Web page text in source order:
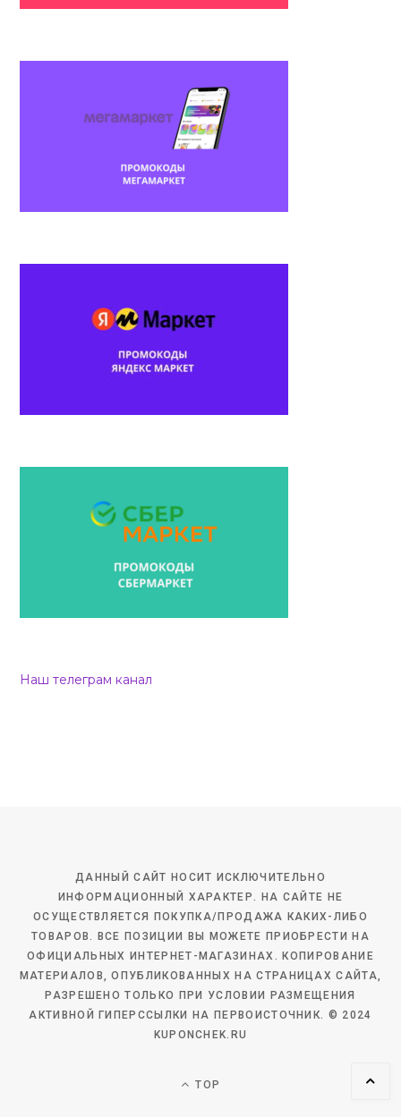
Наш телеграм канал
ДАННЫЙ САЙТ НОСИТ ИСКЛЮЧИТЕЛЬНО
ИНФОРМАЦИОННЫЙ ХАРАКТЕР. НА САЙТЕ НЕ
ОСУЩЕСТВЛЯЕТСЯ ПОКУПКА/ПРОДАЖА КАКИХ-ЛИБО
ТОВАРОВ. ВСЕ ПОЗИЦИИ ВЫ МОЖЕТЕ ПРИОБРЕСТИ НА
ОФИЦИАЛЬНЫХ ИНТЕРНЕТ-МАГАЗИНАХ. КОПИРОВАНИЕ
МАТЕРИАЛОВ, ОПУБЛИКОВАННЫХ НА СТРАНИЦАХ САЙТА,
РАЗРЕШЕНО ТОЛЬКО ПРИ УСЛОВИИ РАЗМЕЩЕНИЯ
АКТИВНОЙ ГИПЕРССЫЛКИ НА ПЕРВОИСТОЧНИК. © 2024
KUPONCHEK.RU
TOP